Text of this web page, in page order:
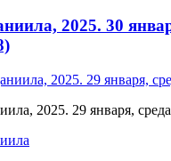
2025. 30
2025. 29 января,